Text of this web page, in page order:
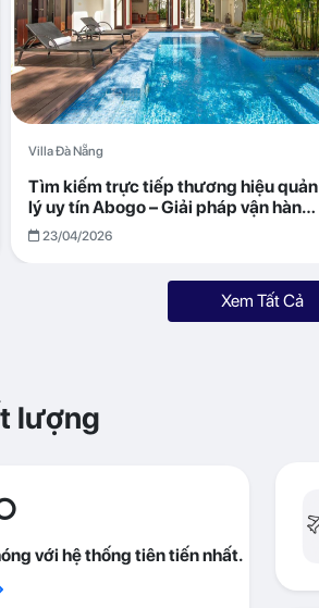
Villa Đà Nẵng
Tìm kiếm trực tiếp thương hiệu quản
lý uy tín Abogo – Giải pháp vận hành
villa hiệu quả, minh bạch
23/04/2026
Xem Tất Cả
lượng
với hệ thống tiên tiến nhất.